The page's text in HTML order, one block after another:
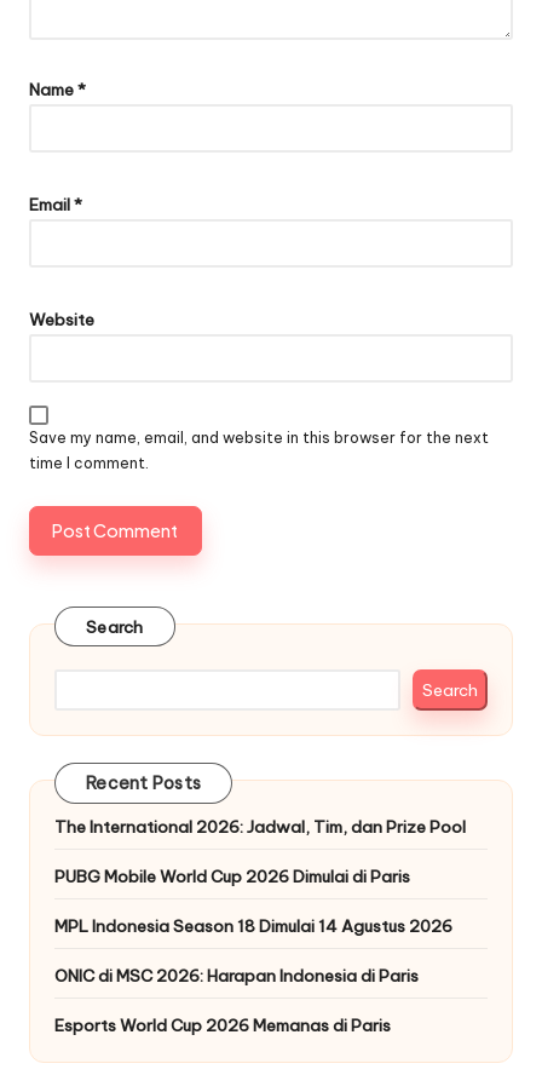
Name*
Email*
Website
Save my name, email, and website in this browser for the next
time I comment.
Search
Search
Recent Posts
The International 2026: Jadwal, Tim, dan Prize Pool
PUBG Mobile World Cup 2026 Dimulai di Paris
MPL Indonesia Season 18 Dimulai 14 Agustus 2026
ONIC di MSC 2026: Harapan Indonesia di Paris
Esports World Cup 2026 Memanas di Paris